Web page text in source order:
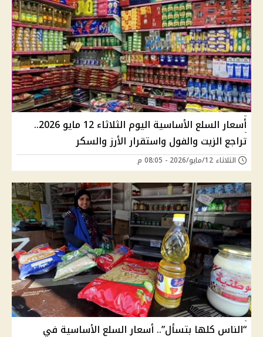
أسعار السلع الأساسية اليوم الثلاثاء 12 مايو 2026..
تراجع الزيت والفول واستقرار الأرز والسكر
الثلاثاء 12/مايو/2026 - 08:05 م
“الناس كلها بتسأل”.. أسعار السلع الأساسية في